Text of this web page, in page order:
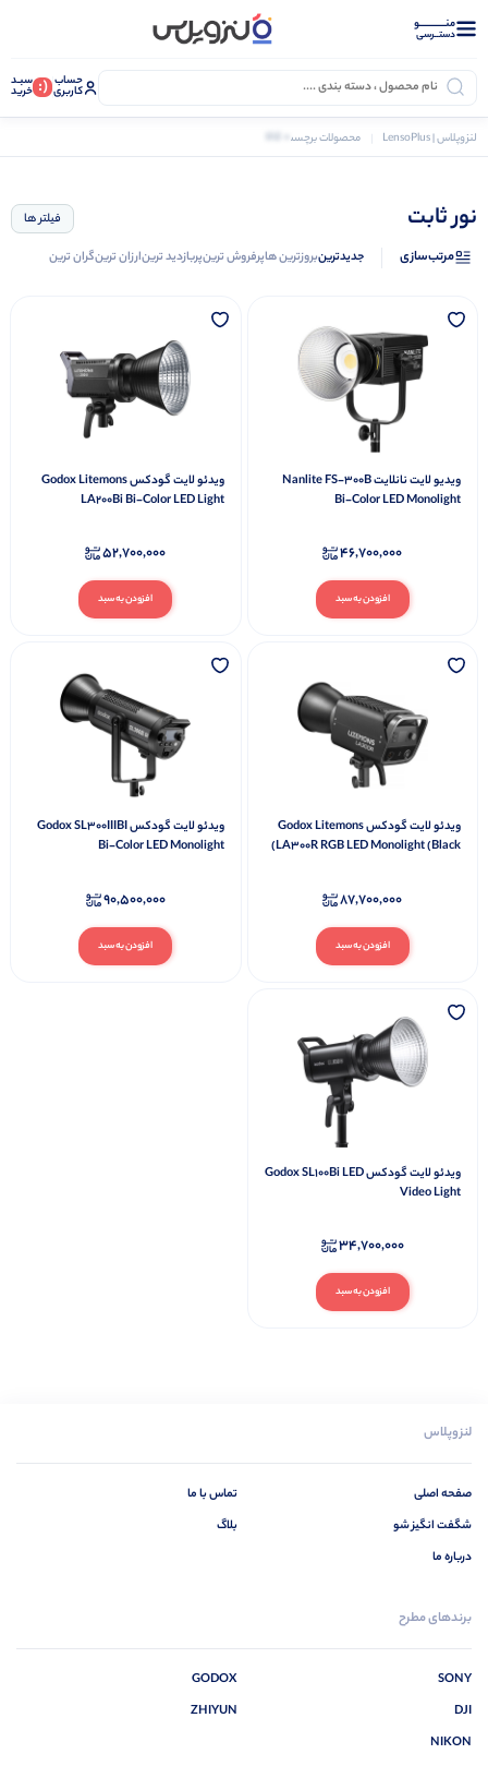
منــــــــــــو
دستــرسی
حساب
کاربری (: سبـد
خرید
لنزوپلاس | LensoPlus محصولات برچسب خورده “نور ثابت”
نور ثابت فیلتر ها
مرتب‌سازی جدیدترینبروزترین هاپرفروش ترینپربازدید ترینارزان ترینگران ترین
ویدیو لایت نانلایت Nanlite FS-300B
Bi-Color LED Monolight
افزودن به سبد
46,700,000
ویدئو لایت گودکس Godox Litemons
LA200Bi Bi-Color LED Light
افزودن به سبد
52,700,000
ویدئو لایت گودکس Godox Litemons
LA300R RGB LED Monolight (Black)
افزودن به سبد
87,700,000
ویدئو لایت گودکس Godox SL300IIIBI
Bi-Color LED Monolight
افزودن به سبد
90,500,000
ویدئو لایت گودکس Godox SL100Bi LED
Video Light
افزودن به سبد
34,700,000
لنزوپلاس
صفحه اصلی
شگفت انگیز شو
درباره ما
تماس با ما
بلاگ
برندهای مطرح
SONY
DJI
NIKON
GODOX
ZHIYUN